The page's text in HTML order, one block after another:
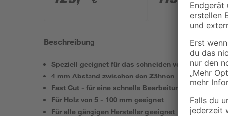
Akku und Ladegerät
Akkus, Tasche und
Zubehörset
Beschreibung
Speziell geeignet für das schneiden von Holz
4 mm Abstand zwischen den Zähnen
Fast Cut - für eine schnelle Bearbeitung
Für Holz von 5 - 100 mm geeignet
Für alle gängigen Hersteller geeignet